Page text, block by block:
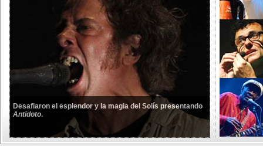
Desafiaron el esplendor y la magia del Solís presentando
Antídoto.